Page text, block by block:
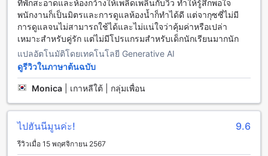
ความสะดวกทางอาหารและเครื่องดื่มที่หลากหลายให้บริการ
สำหรับผู้เข้าพัก เรามีร้านอาหารภายในที่พักที่เสนอเมนูอาหารที่
หลากหลายทั้งอาหารไทยและอาหารตะวันตก และสามารถให้
บริการอาหารทานในห้องได้ตลอด 24 ชั่วโมง นอกจากนี้ยังมีการ
ทำความสะอาดห้องประจำวันเพื่อให้แขกของเราได้รับ
ประสบการณ์การพักผ่อนที่สะดวกสบายอย่างเต็มที่ นอกจากนี้ยังมี
บริการอาหารเช้าบุฟเฟ่ต์และอาหารเช้าที่เสิร์ฟแบบคอนติเนนทัล
ที่มีอาหารหลากหลายให้เลือก
ห้องพักสุดหรูที่ เดอะ นาคา ภูเก็ต เมมเบอร์ ออฟ ดีไซน์ โฮเทลส์
สัมผัสประสบการณ์พักผ่อนระดับพรีเมียมกับห้องพักหลากหลาย
ประเภทที่ เดอะ นาคา ภูเก็ต เมมเบอร์ ออฟ ดีไซน์ โฮเทลส์ ตั้งแต่
ที่พักสะอาดและห้องกว้างให้เพลิดเพลินกับวิว ทำให้รู้สึกพอใจ
พนักงานก็เป็นมิตรและการดูแลห้องน้ำก็ทำได้ดี แต่จากุซซี่ไม่มี
การดูแลจนไม่สามารถใช้ได้และไม่แน่ใจว่าคุ้มค่าหรือเปล่า
เหมาะสำหรับคู่รัก แต่ไม่มีโปรแกรมสำหรับเด็กนักเรียนมากนัก
แปลอัตโนมัติโดยเทคโนโลยี Generative AI
ดูรีวิวในภาษาต้นฉบับ
Monica เกาหลีใต้ | กลุ่มเพื่อน
ไปฮันนีมูนค่ะ! 9.6
รีวิวเมื่อ 15 พฤศจิกายน 2567